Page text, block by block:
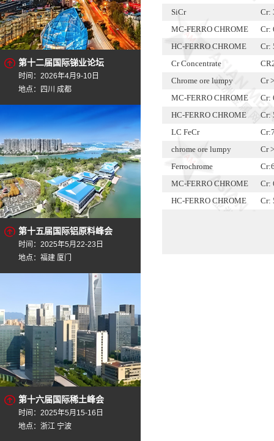
第十二届国际锑业论坛
时间：2026年4月9-10日
地点：四川 成都
第十五届国际铝原料峰会
时间：2025年5月22-23日
地点：福建 厦门
第十六届国际稀土峰会
时间：2025年5月15-16日
地点：浙江 宁波
SiCr
Cr:
MC-FERRO CHROME
Cr:
HC-FERRO CHROME
Cr:
Cr Concentrate
Chrome ore lumpy
Cr
MC-FERRO CHROME
Cr:
HC-FERRO CHROME
Cr:
LC FeCr
chrome ore lumpy
Cr
Ferrochrome
MC-FERRO CHROME
Cr:
HC-FERRO CHROME
Cr: